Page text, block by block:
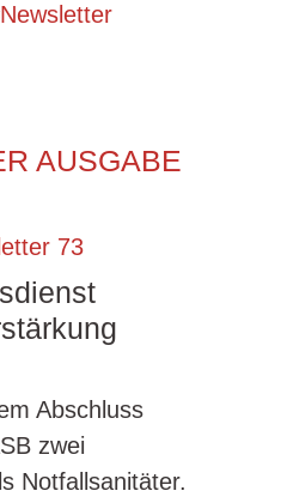
Newsletter
AUSGABE
Abschluss
zwei
Notfallsanitäter.